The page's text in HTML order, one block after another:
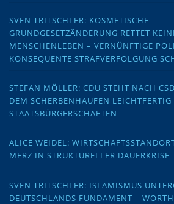
SVEN TRITSCHLER: KOSMETISCHE
GRUNDGESETZÄNDERUNG RETTET
MENSCHENLEBEN – VERNÜNFTIGE
KONSEQUENTE STRAFVERFOLGUNG
STEFAN MÖLLER: CDU STEHT NACH
DEM SCHERBENHAUFEN LEICHTFERTIG
STAATSBÜRGERSCHAFTEN
ALICE WEIDEL:
MERZ IN STRUKTURELLER DAUERKRISE
SVEN TRITSCHLER: ISLAMISMUS
DEUTSCHLANDS FUNDAMENT –